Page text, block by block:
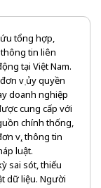
tổng hợp,
thông tin liên
tại Việt Nam.
vị ủy quyền
doanh nghiệp
cung cấp với
chính thống,
vị, thông tin
luật.
sai sót, thiếu
dữ liệu. Người